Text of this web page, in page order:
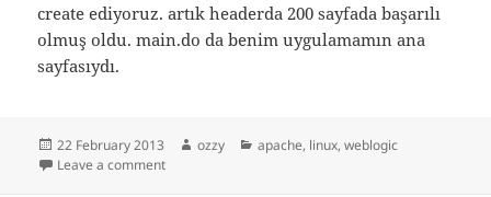
create ediyoruz. artık headerda 200 sayfada başarılı
olmuş oldu. main.do da benim uygulamamın ana
sayfasıydı.
Posted
on
22 February 2013 Author
ozzy Categories
apache, linux,weblogic
Leave a commenton apache weblogic 404